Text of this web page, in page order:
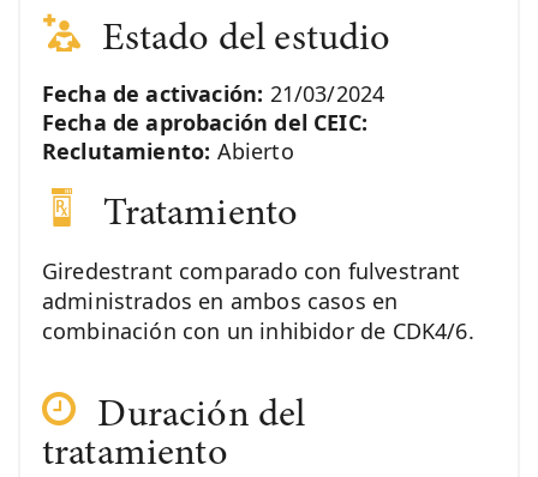
Estado del estudio
Fecha de activación: 21/03/2024
Fecha de aprobación del CEIC:
Reclutamiento: Abierto
Tratamiento
Giredestrant comparado con fulvestrant
administrados en ambos casos en
combinación con un inhibidor de CDK4/6.
Duración del
tratamiento